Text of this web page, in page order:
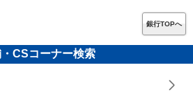
銀行TOPへ
・CSコーナー検索